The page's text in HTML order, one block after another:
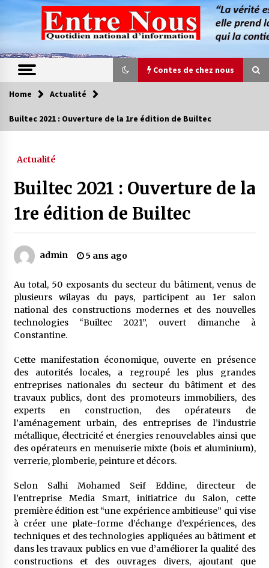
content
Contes de chez nous
Contes de chez nous
Magie de sorcier
4 ans ago
4 ans ago
Mythes et croyances / L’hospitalité des
montagnards
4 ans ago
Quand on va vite
5 ans ago
« Père, tiens-moi, je vais tomber ! »
5 ans ago
Le bouc de l’Au-delà
5 ans ago
Le monstrueux vieillard (Un récit du Sud
algérien)
5 ans ago
Home Actualité
Builtec 2021 : Ouverture de la 1re édition de Builtec
Actualité
Builtec 2021 : Ouverture de la
1re édition de Builtec
admin 5 ans ago
Au total, 50 exposants du secteur du bâtiment, venus de
plusieurs wilayas du pays, participent au 1er salon
national des constructions modernes et des nouvelles
technologies “Builtec 2021”, ouvert dimanche à
Constantine.
Cette manifestation économique, ouverte en présence
des autorités locales, a regroupé les plus grandes
entreprises nationales du secteur du bâtiment et des
travaux publics, dont des promoteurs immobiliers, des
experts en construction, des opérateurs de
l’aménagement urbain, des entreprises de l’industrie
métallique, électricité et énergies renouvelables ainsi que
des opérateurs en menuiserie mixte (bois et aluminium),
verrerie, plomberie, peinture et décors.
Selon Salhi Mohamed Seif Eddine, directeur de
l’entreprise Media Smart, initiatrice du Salon, cette
première édition est “une expérience ambitieuse” qui vise
à créer une plate-forme d’échange d’expériences, des
techniques et des technologies appliquées au bâtiment et
dans les travaux publics en vue d’améliorer la qualité des
constructions et des ouvrages divers, ajoutant que